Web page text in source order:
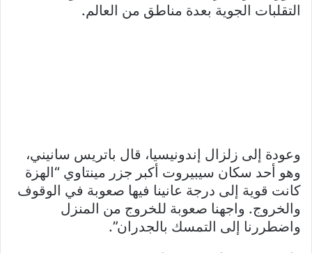
التقلبات الجوية بعدة مناطق من العالم.
وعودة إلى زلزال إندونيسيا، قال باتريس سانيني،
وهو أحد سكان سيبيروت أكبر جزر مينتاوي “الهزة
كانت قوية إلى درجة عانينا فيها صعوبة في الوقوف
والخروج. واجهنا صعوبة للخروج من المنزل
واضطررنا إلى التمسك بالجدران”.